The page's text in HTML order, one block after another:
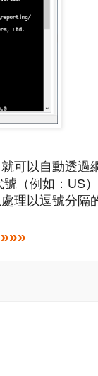
可以自動透過
（例如：US
理以逗號分隔